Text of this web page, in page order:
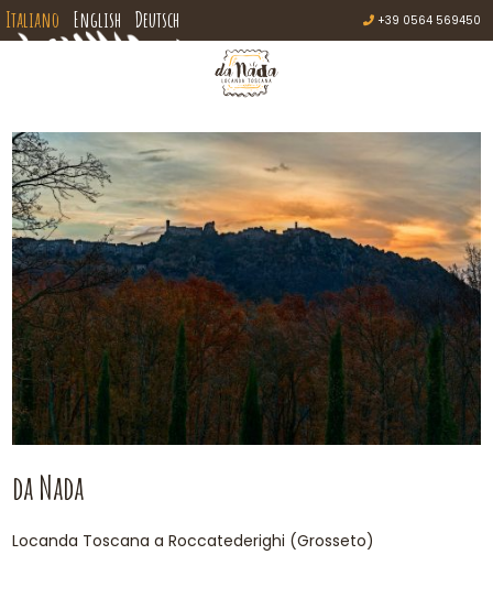
Italiano English Deutsch +39 0564 569450
da Nada
Locanda Toscana a Roccatederighi (Grosseto)